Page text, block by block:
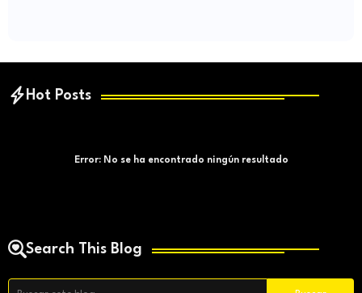
Hot Posts
Error:No se ha encontrado ningún resultado
Search This Blog